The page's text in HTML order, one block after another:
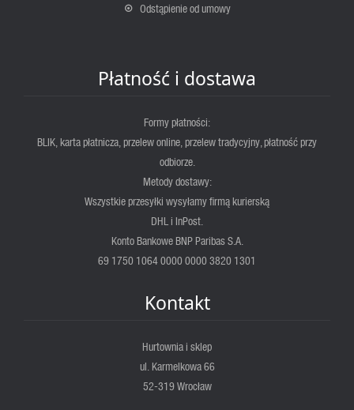
Odstąpienie od umowy
Płatność i dostawa
Formy płatności:
BLIK, karta płatnicza, przelew online, przelew tradycyjny, płatność przy
odbiorze.
Metody dostawy:
Wszystkie przesyłki wysyłamy firmą kurierską
DHL i InPost.
Konto Bankowe BNP Paribas S.A.
69 1750 1064 0000 0000 3820 1301
Kontakt
Hurtownia i sklep
ul. Karmelkowa 66
52-319 Wrocław